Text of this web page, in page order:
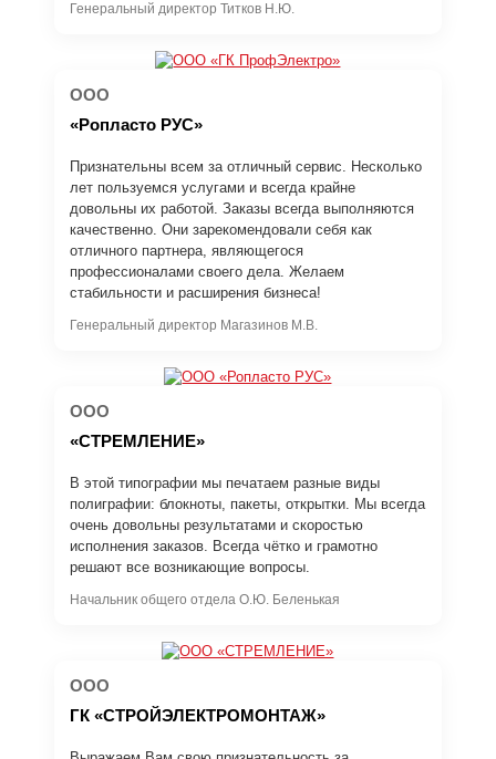
Генеральный директор Титков Н.Ю.
ООО
«Ропласто РУС»
Признательны всем за отличный сервис. Несколько
лет пользуемся услугами и всегда крайне
довольны их работой. Заказы всегда выполняются
качественно. Они зарекомендовали себя как
отличного партнера, являющегося
профессионалами своего дела. Желаем
стабильности и расширения бизнеса!
Генеральный директор Магазинов М.В.
ООО
«СТРЕМЛЕНИЕ»
В этой типографии мы печатаем разные виды
полиграфии: блокноты, пакеты, открытки. Мы всегда
очень довольны результатами и скоростью
исполнения заказов. Всегда чётко и грамотно
решают все возникающие вопросы.
Начальник общего отдела О.Ю. Беленькая
ООО
ГК «СТРОЙЭЛЕКТРОМОНТАЖ»